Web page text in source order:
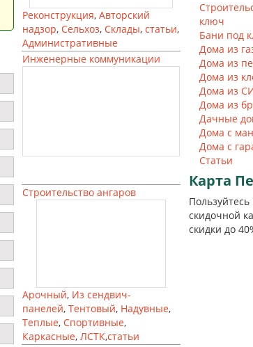
Реконструкция, Авторский
надзор, Сельхоз, Склады, статьи,
Административные
Инженерные коммуникации
Строительство ангаров
Арочный, Из сендвич-
панелей, Тентовый, Надувные,
Теплые, Спортивные,
Каркасные, ЛСТК,статьи
ключ
Бани под
Дома из
Дома из
Дома из
Дома из
Дома из
Дачные
Дома с
Дома с
Статьи
Карта
скидочной
скидки до